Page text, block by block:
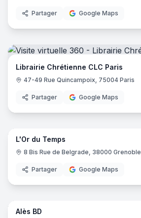
Partager Google Maps
Librairie Chrétienne CLC Paris
47-49 Rue Quincampoix, 75004 Paris
Partager Google Maps
L'Or du Temps
8 Bis Rue de Belgrade, 38000 Grenoble
Partager Google Maps
Alès BD